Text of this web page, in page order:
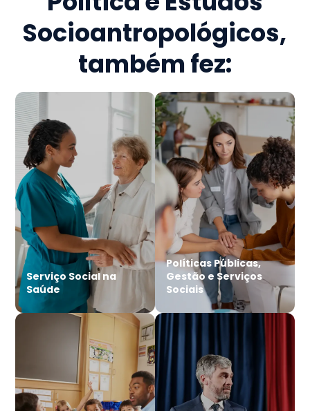
Socioantropológicos,
também fez:
Serviço Social na
Saúde
Políticas Públicas,
Gestão e Serviços
Sociais